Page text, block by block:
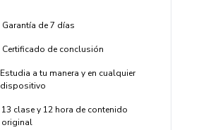
Garantía de 7 días
Certificado de conclusión
Estudia a tu manera y en cualquier
dispositivo
13 clase y 12 hora de contenido
original